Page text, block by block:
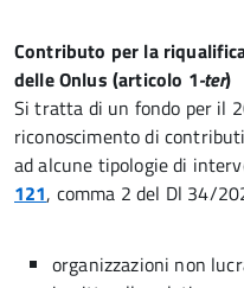
Contributo per la
delle Onlus (articolo 1-ter)
Si tratta di un fondo per il
riconoscimento di
ad alcune tipologie di
121, comma 2 del Dl 34/
organizzazioni non